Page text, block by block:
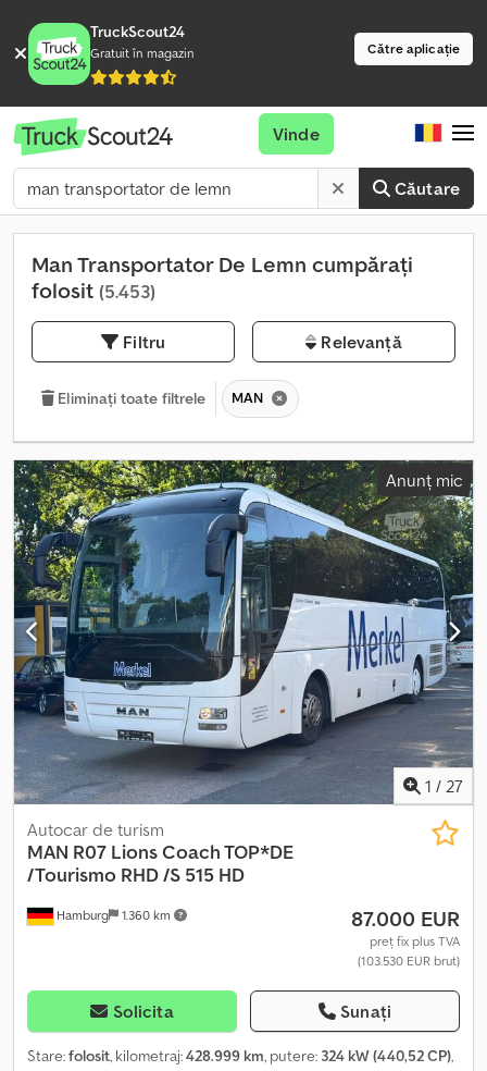
TruckScout24
Gratuit în magazin Către aplicație
Căutare
Vinde
Man Transportator De Lemn cumpărați
folosit (5.453)
Filtru Relevanță
Eliminați toate filtrele MAN
Anunț mic
1 / 27
Hamburg 1.360 km
Autocar de turism
MAN R07 Lions Coach TOP*DE
/Tourismo RHD /S 515 HD
87.000 EUR
preț fix plus TVA
(103.530 EUR brut)
Solicita Sunați
Stare:folosit, kilometraj:428.999 km, putere: 324 kW (440,52 CP),